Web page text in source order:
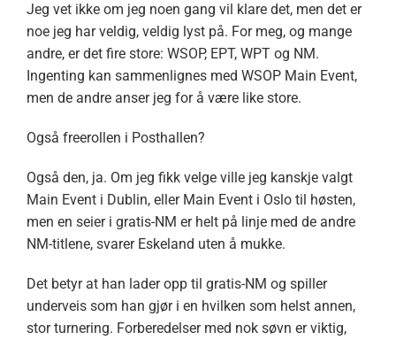
Jeg vet ikke om jeg noen gang vil klare det, men det er
noe jeg har veldig, veldig lyst på. For meg, og mange
andre, er det fire store: WSOP, EPT, WPT og NM.
Ingenting kan sammenlignes med WSOP Main Event,
men de andre anser jeg for å være like store.
Også freerollen i Posthallen?
Også den, ja. Om jeg fikk velge ville jeg kanskje valgt
Main Event i Dublin, eller Main Event i Oslo til høsten,
men en seier i gratis-NM er helt på linje med de andre
NM-titlene, svarer Eskeland uten å mukke.
Det betyr at han lader opp til gratis-NM og spiller
underveis som han gjør i en hvilken som helst annen,
stor turnering. Forberedelser med nok søvn er viktig,